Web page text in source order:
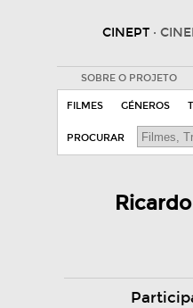
CINEPT ·
SOBRE O PROJETO
FILMES GÉNEROS
PROCURAR